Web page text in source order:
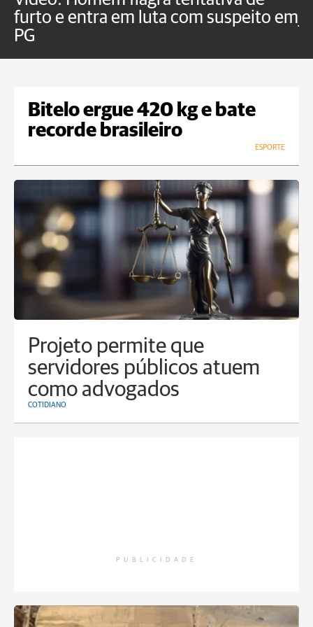
furto e entra em luta com suspeito em
PG
Bitelo ergue 420 kg e bate
recorde brasileiro
ESPORTE
Projeto permite que
servidores públicos atuem
como advogados
COTIDIANO
PUBLICIDADE